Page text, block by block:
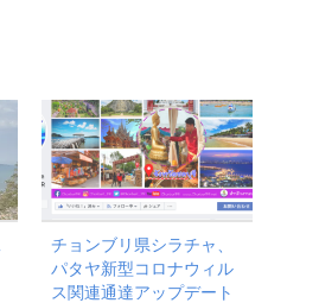
チョンブリ県シラチャ、
パタヤ新型コロナウィル
ス関連通達アップデート